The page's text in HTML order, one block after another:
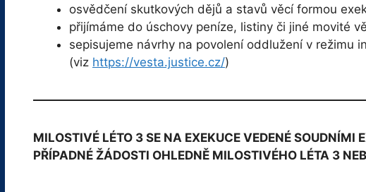
osvědčení skutkových dějů a stavů věcí formou
přijímáme do úschovy peníze, listiny či jiné movité
sepisujeme návrhy na povolení oddlužení v režimu
(viz https://vesta.justice.cz/)
MILOSTIVÉ LÉTO 3 SE NA EXEKUCE VEDENÉ SOUDNÍMI
PŘÍPADNÉ ŽÁDOSTI OHLEDNĚ MILOSTIVÉHO LÉTA 3